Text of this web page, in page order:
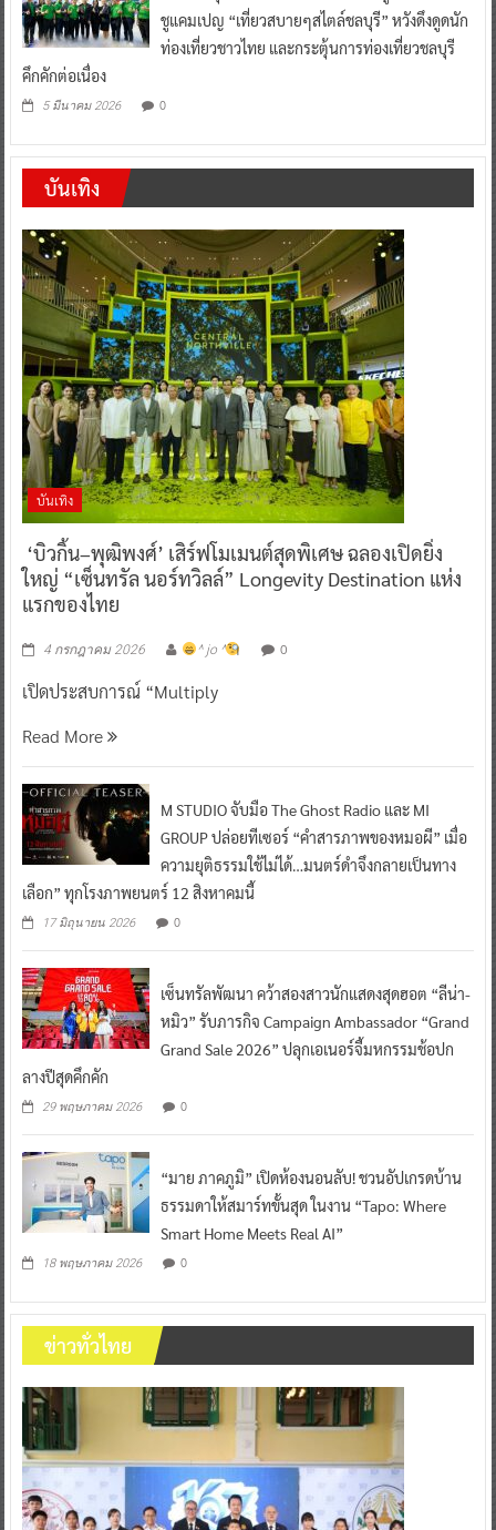
ชูแคมเปญ “เที่ยวสบายๆสไตล์ชลบุรี” หวังดึงดูดนัก
ท่องเที่ยวชาวไทย และกระตุ้นการท่องเที่ยวชลบุรี
คึกคักต่อเนื่อง
5 มีนาคม 2026 0
บันเทิง
บันเทิง
‘บิวกิ้น–พุฒิพงศ์’ เสิร์ฟโมเมนต์สุดพิเศษ ฉลองเปิดยิ่ง
ใหญ่ “เซ็นทรัล นอร์ทวิลล์” Longevity Destination แห่ง
แรกของไทย
4 กรกฎาคม 2026 ^ jo ^ 0
เปิดประสบการณ์ “Multiply
Read More
M STUDIO จับมือ The Ghost Radio และ MI
GROUP ปล่อยทีเซอร์ “คำสารภาพของหมอผี” เมื่อ
ความยุติธรรมใช้ไม่ได้…มนตร์ดำจึงกลายเป็นทาง
เลือก” ทุกโรงภาพยนตร์ 12 สิงหาคมนี้
17 มิถุนายน 2026 0
เซ็นทรัลพัฒนา คว้าสองสาวนักแสดงสุดฮอต “ลีน่า-
หมิว” รับภารกิจ Campaign Ambassador “Grand
Grand Sale 2026” ปลุกเอเนอร์จี้มหกรรมช้อปก
ลางปีสุดคึกคัก
29 พฤษภาคม 2026 0
“มาย ภาคภูมิ” เปิดห้องนอนลับ! ชวนอัปเกรดบ้าน
ธรรมดาให้สมาร์ทขั้นสุด ในงาน “Tapo: Where
Smart Home Meets Real AI”
18 พฤษภาคม 2026 0
ข่าวทั่วไทย